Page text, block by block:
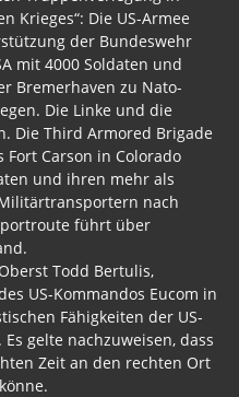
Krieges“: Die US-Armee
der Bundeswehr
mit 4000 Soldaten und
Bremerhaven zu Nato-
Die Linke und die
Die Third Armored Brigade
Carson in Colorado
und ihren mehr als
nach
führt über
Todd Bertulis,
US-Kommandos Eucom in
Fähigkeiten der US-
gelte nachzuweisen, dass
Zeit an den rechten Ort